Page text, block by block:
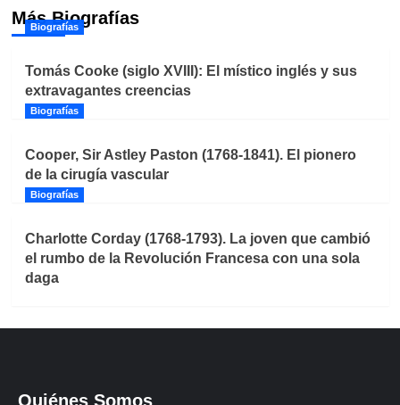
Más Biografías
Biografías
Tomás Cooke (siglo XVIII): El místico inglés y sus
extravagantes creencias
Biografías
Cooper, Sir Astley Paston (1768-1841). El pionero
de la cirugía vascular
Biografías
Charlotte Corday (1768-1793). La joven que cambió
el rumbo de la Revolución Francesa con una sola
daga
Quiénes Somos